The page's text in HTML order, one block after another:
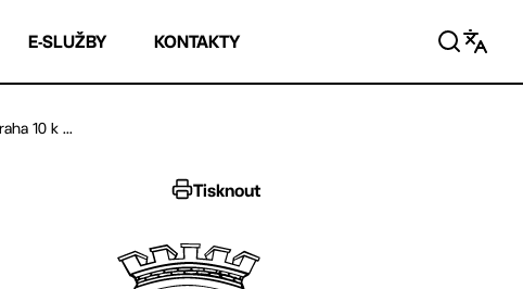
E-SLUŽBY KONTAKTY
10 k ...
Tisknout